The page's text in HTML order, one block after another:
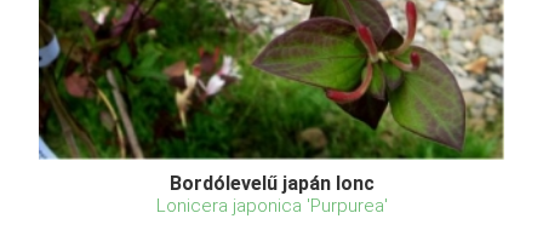
Bordólevelű japán lonc
Lonicera japonica 'Purpurea'